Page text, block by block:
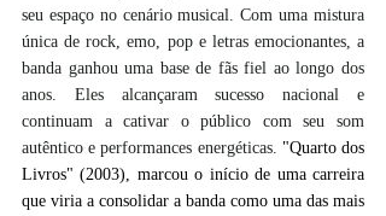
seu espaço no cenário musical. Com uma mistura
única de rock, emo, pop e letras emocionantes, a
banda ganhou uma base de fãs fiel ao longo dos
anos. Eles alcançaram sucesso nacional e
continuam a cativar o público com seu som
autêntico e performances energéticas. "Quarto dos
Livros" (2003), marcou o início de uma carreira
que viria a consolidar a banda como uma das mais